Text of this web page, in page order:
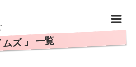
ズ 」 一覧